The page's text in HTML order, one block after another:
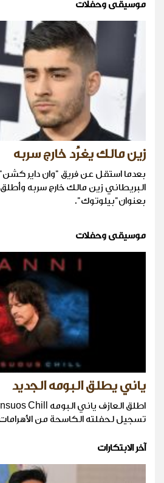
موسيقى وحفلات
زين مالك يغرِّد خارج سربه
بعدما استقل عن فريق "وان داير
البريطاني زين مالك خارج سربه وأطلق
بعنوان"بيلوتوك".
موسيقى وحفلات
ياني يطلق البومه الجديد
تسجيل لحفلته الكاسحة من
آخر الابتكارات